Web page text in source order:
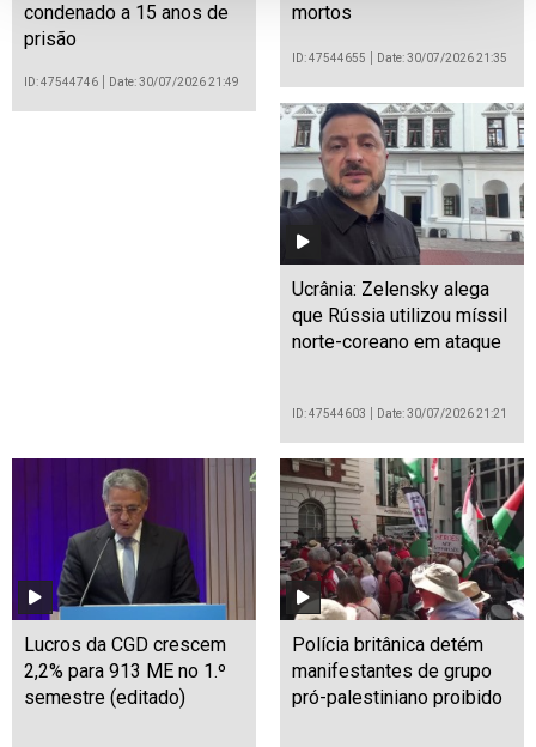
condenado a 15 anos de
prisão
ID: 47544746 Date: 30/07/2026 21:49
mortos
ID: 47544655 Date: 30/07/2026 21:35
Ucrânia: Zelensky alega
que Rússia utilizou míssil
norte-coreano em ataque
ID: 47544603 Date: 30/07/2026 21:21
Lucros da CGD crescem
2,2% para 913 ME no 1.º
semestre (editado)
Polícia britânica detém
manifestantes de grupo
pró-palestiniano proibido